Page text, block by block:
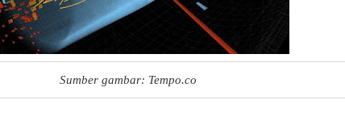
Sumber gambar: Tempo.co